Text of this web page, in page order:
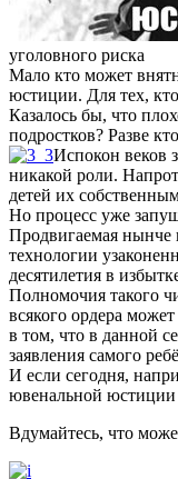
уголовного риска
Мало кто может
юстиции. Для тех,
Казалось бы, что
подростков? Разве
Испокон веков
никакой роли.
детей их
Но процесс уже
Продвигаемая нынче
технологии
десятилетия в
Полномочия такого
всякого ордера
в том, что в данной
заявления самого
И если сегодня,
ювенальной юстиции
Вдумайтесь, что